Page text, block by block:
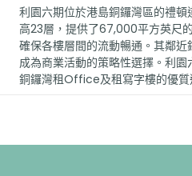
利園六期位於港島銅鑼灣區的禮頓
高23層，提供了67,000平方英尺
確保各樓層間的流動暢通。其鄰
成為商業活動的策略性選擇。利
銅鑼灣租Office及租寫字樓的優質